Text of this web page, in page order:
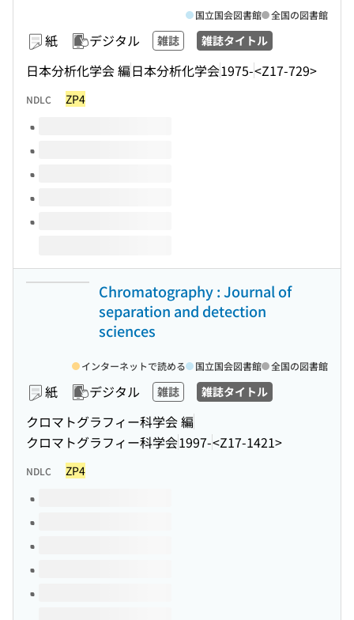
紙 デジタル 雑誌 雑誌タイトル
日本分析化学会 編日本分析化学会1975-<Z17-729>
国立国会図書館 全国の図書館
NDLC ZP4
このタイトルの巻号
Chromatography : Journal of
separation and detection
sciences
紙 デジタル 雑誌 雑誌タイトル
クロマトグラフィー科学会 編
クロマトグラフィー科学会1997-<Z17-1421>
インターネットで読める 国立国会図書館 全国の図書館
NDLC ZP4
このタイトルの巻号